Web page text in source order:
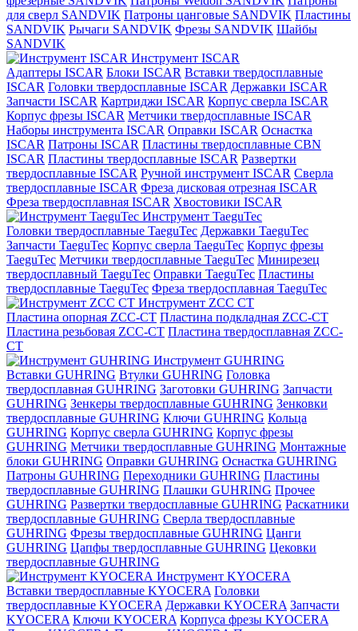
для сверл SANDVIK Патроны цанговые SANDVIK Пластины
SANDVIK Рычаги SANDVIK Фрезы SANDVIK Шайбы
SANDVIK
Инструмент ISCAR
Адаптеры ISCAR Блоки ISCAR Вставки твердосплавные
ISCAR Головки твердосплавные ISCAR Державки ISCAR
Запчасти ISCAR Картриджи ISCAR Корпус сверла ISCAR
Корпус фрезы ISCAR Метчики твердосплавные ISCAR
Наборы инструмента ISCAR Оправки ISCAR Оснастка
ISCAR Патроны ISCAR Пластины твердосплавные CBN
ISCAR Пластины твердосплавные ISCAR Развертки
твердосплавные ISCAR Ручной инструмент ISCAR Сверла
твердосплавные ISCAR Фреза дисковая отрезная ISCAR
Фреза твердосплавная ISCAR Хвостовики ISCAR
Инструмент TaeguTec
Головки твердосплавные TaeguTec Державки TaeguTec
Запчасти TaeguTec Корпус сверла TaeguTec Корпус фрезы
TaeguTec Метчики твердосплавные TaeguTec Минирезец
твердосплавный TaeguTec Оправки TaeguTec Пластины
твердосплавные TaeguTec Фреза твердосплавная TaeguTec
Инструмент ZCС CT
Пластина опорная ZCC-CT Пластина подкладная ZCC-CT
Пластина резьбовая ZCC-CT Пластина твердосплавная ZCC-
CT
Инструмент GUHRING
Вставки GUHRING Втулки GUHRING Головка
твердосплавная GUHRING Заготовки GUHRING Запчасти
GUHRING Зенкеры твердосплавные GUHRING Зенковки
твердосплавные GUHRING Ключи GUHRING Кольца
GUHRING Корпус сверла GUHRING Корпус фрезы
GUHRING Метчики твердосплавные GUHRING Монтажные
блоки GUHRING Оправки GUHRING Оснастка GUHRING
Патроны GUHRING Переходники GUHRING Пластины
твердосплавные GUHRING Плашки GUHRING Прочее
GUHRING Развертки твердосплавные GUHRING Раскатники
твердосплавные GUHRING Сверла твердосплавные
GUHRING Фрезы твердосплавные GUHRING Цанги
GUHRING Цапфы твердосплавные GUHRING Цековки
твердосплавные GUHRING
Инструмент KYOCERA
Вставки твердосплавные KYOCERA Головки
твердосплавные KYOCERA Державки KYOCERA Запчасти
KYOCERA Ключи KYOCERA Корпуса фрезы KYOCERA